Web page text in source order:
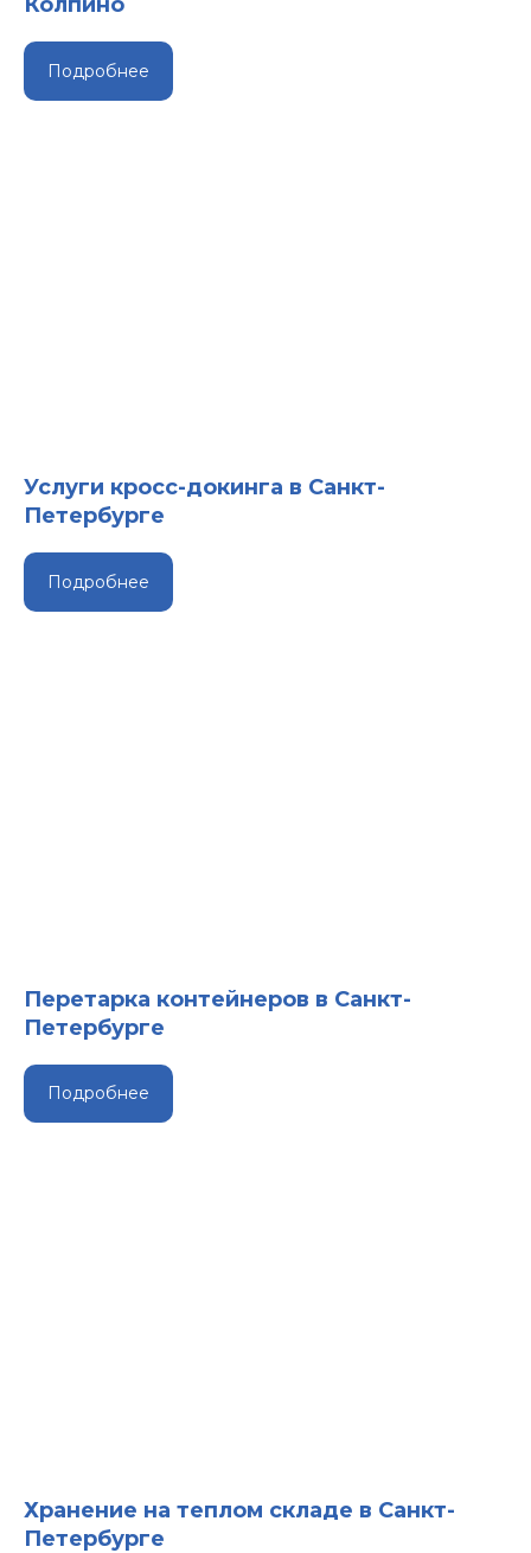
Колпино
Подробнее
Услуги кросс-докинга в Санкт-
Петербурге
Подробнее
Перетарка контейнеров в Санкт-
Петербурге
Подробнее
Хранение на теплом складе в Санкт-
Петербурге